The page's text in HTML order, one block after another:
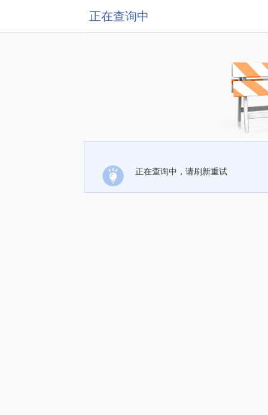
正在查询中
正在查询中，请刷新重试